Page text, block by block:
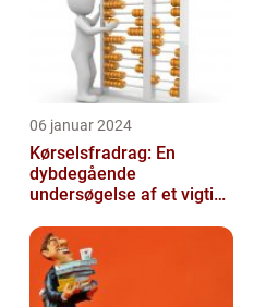
06 januar 2024
Kørselsfradrag: En
dybdegående
undersøgelse af et vigtigt